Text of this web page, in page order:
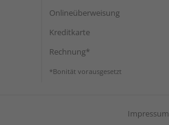
Onlineüberweisung
Kreditkarte
Rechnung*
*Bonität vorausgesetzt
Impressum